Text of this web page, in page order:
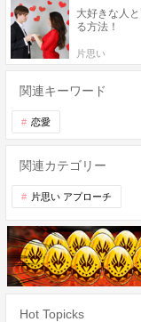
大好きな人
る方法！
片思い
関連キーワード
恋愛
関連カテゴリー
片思い アプローチ
Hot Topicks